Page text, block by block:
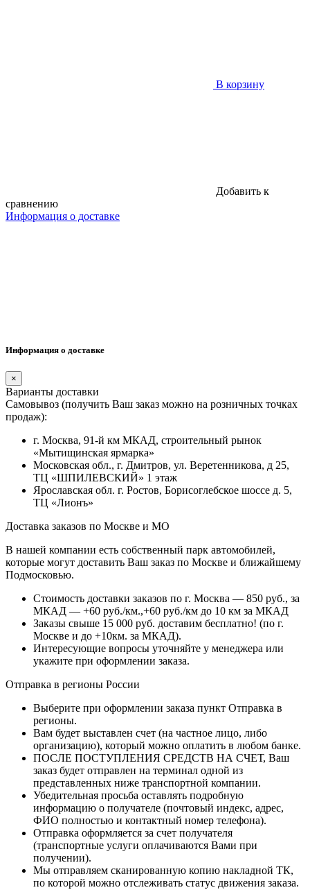
В корзину
Добавить к
сравнению
Информация о доставке
Информация о доставке
×
Варианты доставки
Самовывоз (получить Ваш заказ можно на розничных точках
продаж):
г. Москва, 91-й км МКАД, строительный рынок
«Мытищинская ярмарка»
Московская обл., г. Дмитров, ул. Веретенникова, д 25,
ТЦ «ШПИЛЕВСКИЙ» 1 этаж
Ярославская обл. г. Ростов, Борисоглебское шоссе д. 5,
ТЦ «Лионъ»
Доставка заказов по Москве и МО
В нашей компании есть собственный парк автомобилей,
которые могут доставить Ваш заказ по Москве и ближайшему
Подмосковью.
Стоимость доставки заказов по г. Москва — 850 руб., за
МКАД — +60 руб./км.,+60 руб./км до 10 км за МКАД
Заказы свыше 15 000 руб. доставим бесплатно! (по г.
Москве и до +10км. за МКАД).
Интересующие вопросы уточняйте у менеджера или
укажите при оформлении заказа.
Отправка в регионы России
Выберите при оформлении заказа пункт Отправка в
регионы.
Вам будет выставлен счет (на частное лицо, либо
организацию), который можно оплатить в любом банке.
ПОСЛЕ ПОСТУПЛЕНИЯ СРЕДСТВ НА СЧЕТ, Ваш
заказ будет отправлен на терминал одной из
представленных ниже транспортной компании.
Убедительная просьба оставлять подробную
информацию о получателе (почтовый индекс, адрес,
ФИО полностью и контактный номер телефона).
Отправка оформляется за счет получателя
(транспортные услуги оплачиваются Вами при
получении).
Мы отправляем сканированную копию накладной ТК,
по которой можно отслеживать статус движения заказа.